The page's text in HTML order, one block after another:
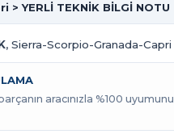
YERLİ TEKNİK BİLGİ NOTU
, Sierra-Scorpio-Granada-
aracınızla %100